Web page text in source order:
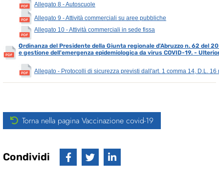
Allegato 8 - Autoscuole
Allegato 9 - Attività commerciali su aree pubbliche
Allegato 10 - Attività commerciali in sede fissa
Ordinanza del Presidente della Giunta regionale d'Abruzzo n. 62 del
e gestione dell'emergenza epidemiologica da virus COVID-19. -
Allegato - Protocolli di sicurezza previsti dall'art. 1 comma 14, D.L. 16
Torna nella pagina Vaccinazione covid-19
Condividi